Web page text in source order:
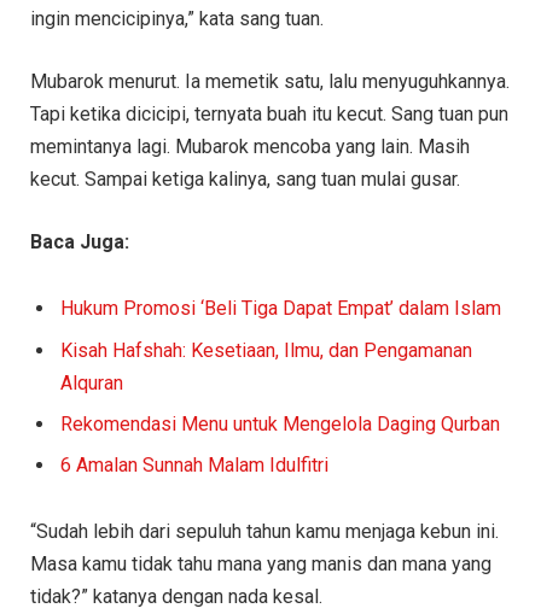
ingin mencicipinya,” kata sang tuan.
Mubarok menurut. Ia memetik satu, lalu menyuguhkannya.
Tapi ketika dicicipi, ternyata buah itu kecut. Sang tuan pun
memintanya lagi. Mubarok mencoba yang lain. Masih
kecut. Sampai ketiga kalinya, sang tuan mulai gusar.
Baca Juga:
Hukum Promosi ‘Beli Tiga Dapat Empat’ dalam Islam
Kisah Hafshah: Kesetiaan, Ilmu, dan Pengamanan
Alquran
Rekomendasi Menu untuk Mengelola Daging Qurban
6 Amalan Sunnah Malam Idulfitri
“Sudah lebih dari sepuluh tahun kamu menjaga kebun ini.
Masa kamu tidak tahu mana yang manis dan mana yang
tidak?” katanya dengan nada kesal.